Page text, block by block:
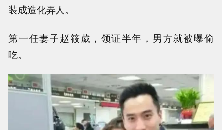
装成造化弄人。
第一任妻子赵筱葳，领证半年，男方就被曝偷
吃。